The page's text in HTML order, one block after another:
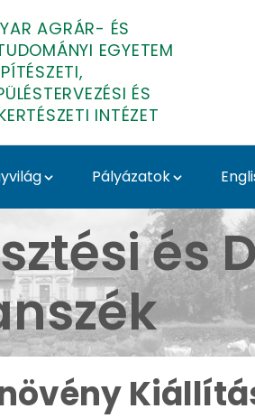
AGRÁR- ÉS
EGYETEM
ÉS
INTÉZET
Pályázatok
- Budai
és